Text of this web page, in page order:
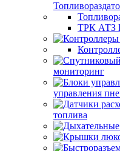
ТРК АТЗ
мониторинг
управления
топлива